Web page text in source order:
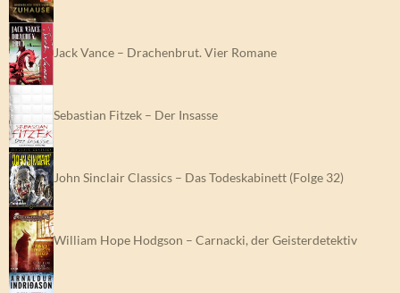
Jack Vance – Drachenbrut. Vier Romane
Sebastian Fitzek – Der Insasse
John Sinclair Classics – Das Todeskabinett (Folge 32)
William Hope Hodgson – Carnacki, der Geisterdetektiv